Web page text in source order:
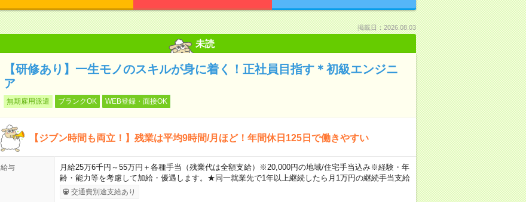
掲載日：2026.08.03
未読
【研修あり】一生モノのスキルが身に着く！正社員目指す＊初級エンジニ
ア
無期雇用派遣 ブランクOK WEB登録・面接OK
【ジブン時間も両立！】残業は平均9時間/月ほど！年間休日125日で働きやすい
給与
月給25万6千円～55万円＋各種手当（残業代は全額支給）※20,000円の地域/住宅手当込み※経験・年
齢・能力等を考慮して加給・優遇します。★同一就業先で1年以上継続したら月1万円の継続手当支給
交通費別途支給あり